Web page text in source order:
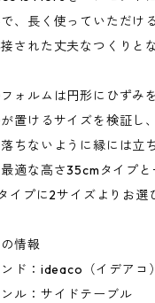
、長く使っていただけ
された丈夫なつくりと
ォルムは円形にひずみ
置けるサイズを検証し
ちないように縁には立
適な高さ35cmタイプ
イプに2サイズよりお選
情報
ンド：ideaco（イデアコ
ンル：サイドテーブル